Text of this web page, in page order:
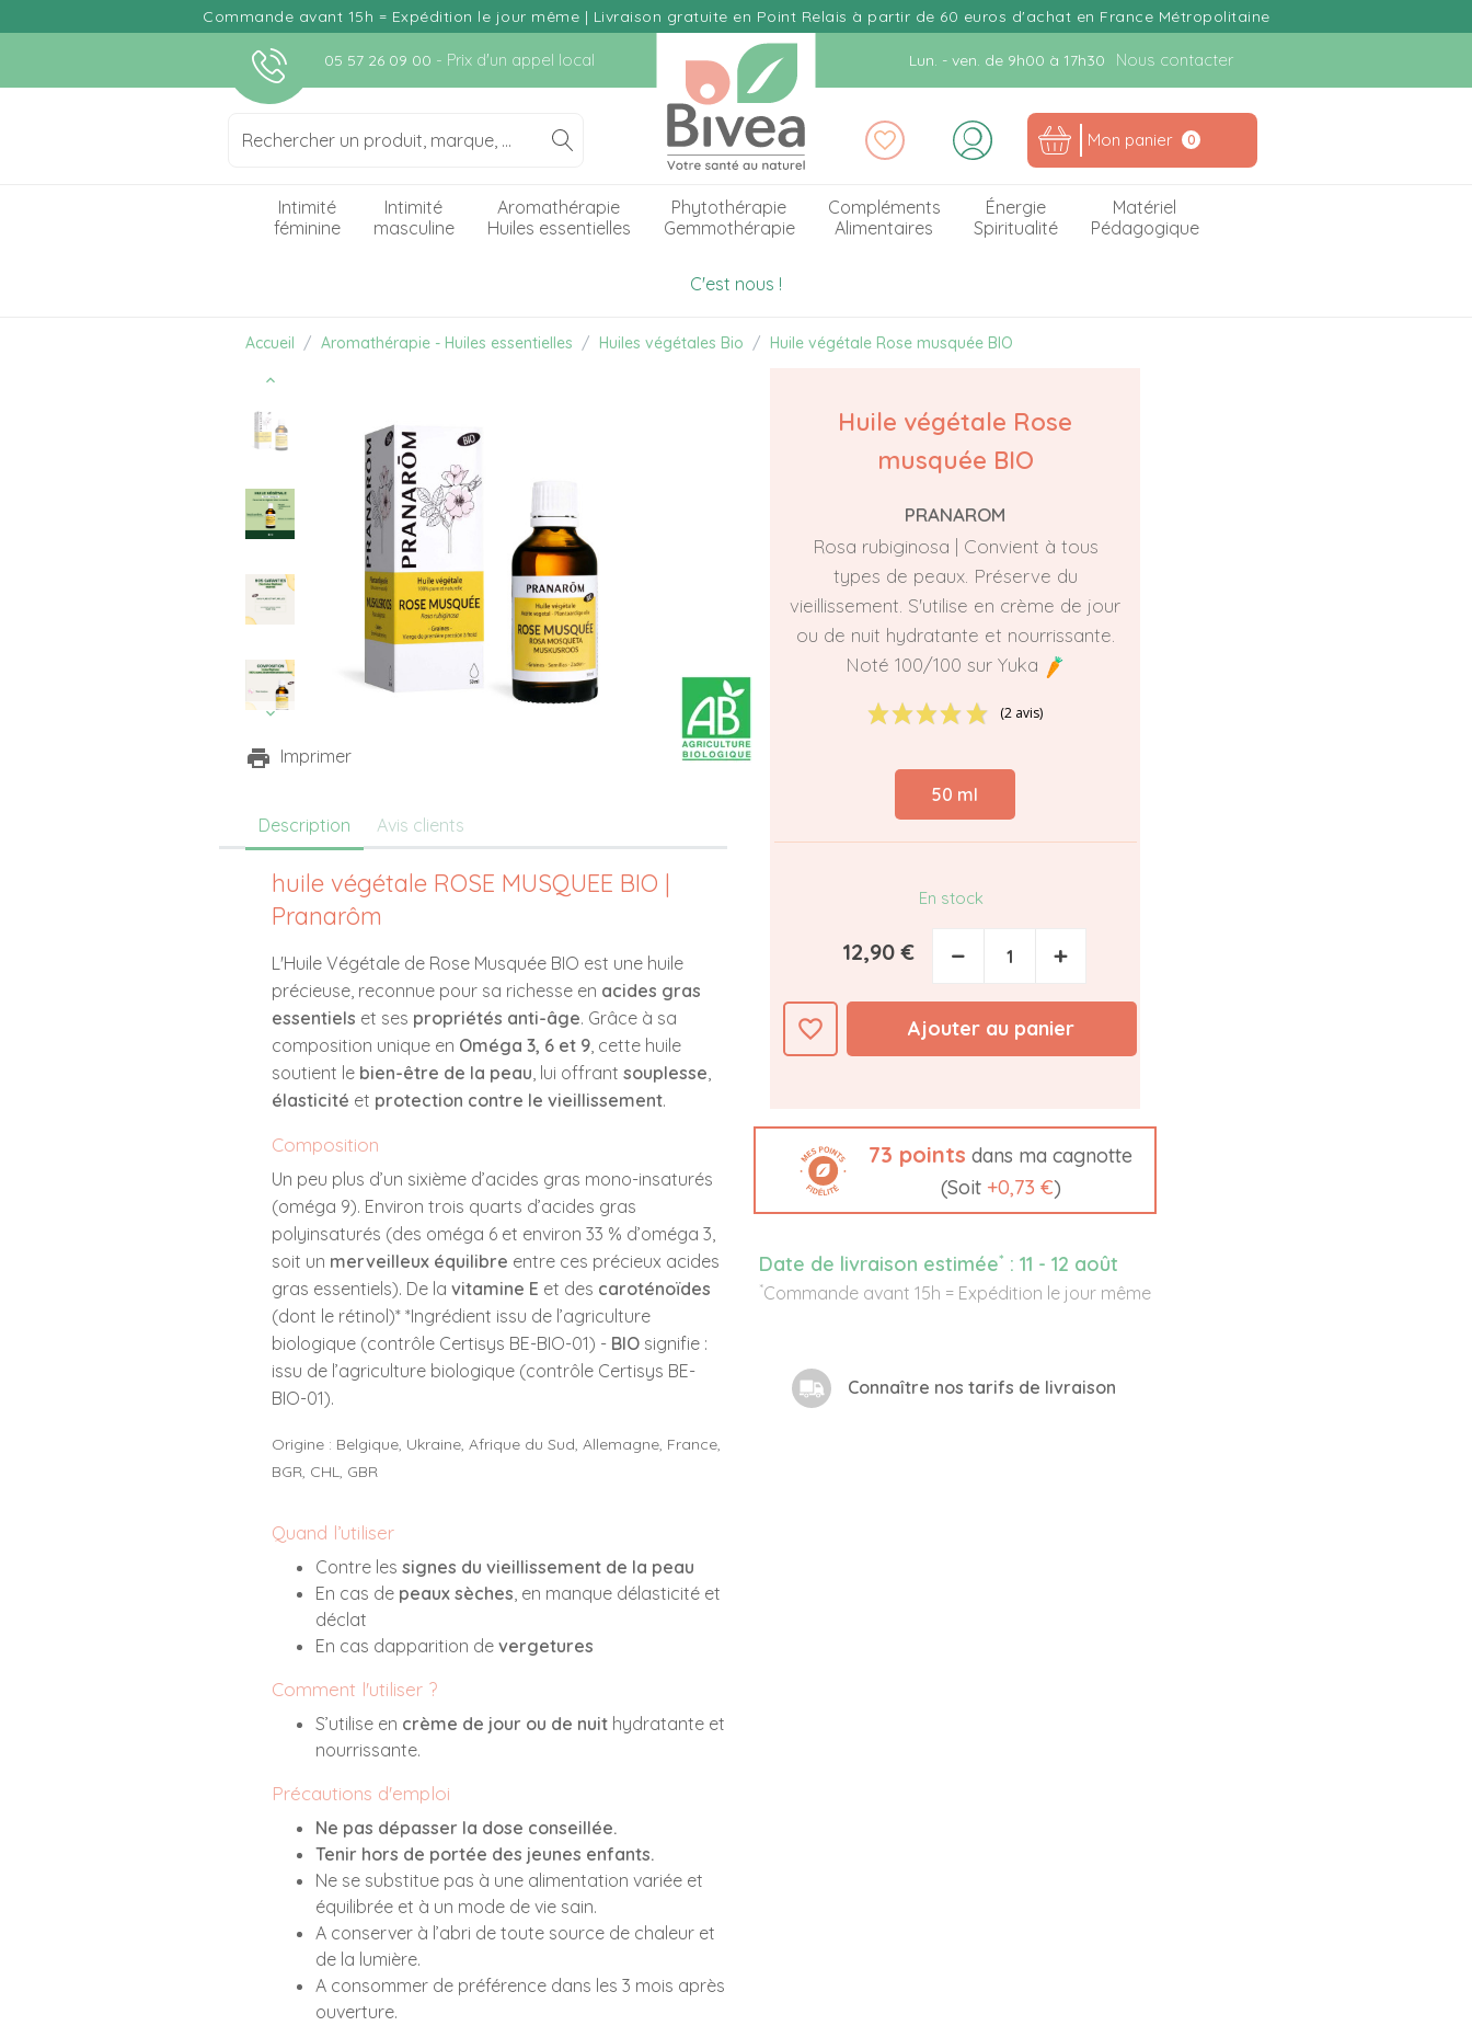
Commande avant 15h = Expédition le jour même | Livraison gratuite en Point Relais à partir de 60 euros d'achat en France Métropolitaine
05 57 26 09 00 - Prix d'un appel local Lun. - ven. de 9h00 à 17h30 Nous contacter
Mon panier 0
Intimité
féminine
Intimité
masculine
Aromathérapie
Huiles essentielles
Phytothérapie
Gemmothérapie
Compléments
Alimentaires
Énergie
Spiritualité
Matériel
Pédagogique
C'est nous !
Accueil Aromathérapie - Huiles essentielles Huiles végétales Bio Huile végétale Rose musquée BIO
Imprimer
Huile végétale Rose
musquée BIO
PRANAROM
Rosa rubiginosa | Convient à tous
types de peaux. Préserve du
vieillissement. S'utilise en crème de jour
ou de nuit hydratante et nourrissante.
Noté 100/100 sur Yuka
(2 avis)
50 ml
En stock
12,90 € − +
favorite_border Ajouter au panier
73 points dans ma cagnotte
(Soit +0,73 €)
Date de livraison estimée* : 11 - 12 août
*Commande avant 15h = Expédition le jour même
Connaître nos tarifs de livraison
Description Avis clients
huile végétale ROSE MUSQUEE BIO |
Pranarôm
L'Huile Végétale de Rose Musquée BIO est une huile
précieuse, reconnue pour sa richesse en acides gras
essentiels et ses propriétés anti-âge. Grâce à sa
composition unique en Oméga 3, 6 et 9, cette huile
soutient le bien-être de la peau, lui offrant souplesse,
élasticité et protection contre le vieillissement.
Composition
Un peu plus d’un sixième d’acides gras mono-insaturés
(oméga 9). Environ trois quarts d’acides gras
polyinsaturés (des oméga 6 et environ 33 % d’oméga 3,
soit un merveilleux équilibre entre ces précieux acides
gras essentiels). De la vitamine E et des caroténoïdes
(dont le rétinol)* *Ingrédient issu de l’agriculture
biologique (contrôle Certisys BE-BIO-01) - BIO signifie :
issu de l’agriculture biologique (contrôle Certisys BE-
BIO-01).
Origine : Belgique, Ukraine, Afrique du Sud, Allemagne, France,
BGR, CHL, GBR
Quand l’utiliser
Contre les signes du vieillissement de la peau
En cas de peaux sèches, en manque délasticité et
déclat
En cas dapparition de vergetures
Comment l'utiliser ?
S’utilise en crème de jour ou de nuit hydratante et
nourrissante.
Précautions d'emploi
Ne pas dépasser la dose conseillée.
Tenir hors de portée des jeunes enfants.
Ne se substitue pas à une alimentation variée et
équilibrée et à un mode de vie sain.
A conserver à l’abri de toute source de chaleur et
de la lumière.
A consommer de préférence dans les 3 mois après
ouverture.